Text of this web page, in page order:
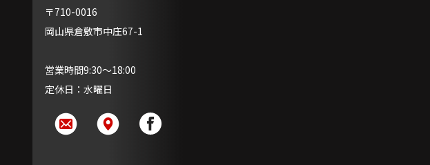
〒710-0016
岡山県倉敷市中庄67-1
営業時間9:30～18:00
定休日：水曜日